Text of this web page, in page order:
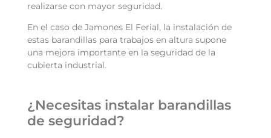
realizarse con mayor seguridad.
En el caso de Jamones El Ferial, la instalación de
estas barandillas para trabajos en altura supone
una mejora importante en la seguridad de la
cubierta industrial.
¿Necesitas instalar barandillas
de seguridad?